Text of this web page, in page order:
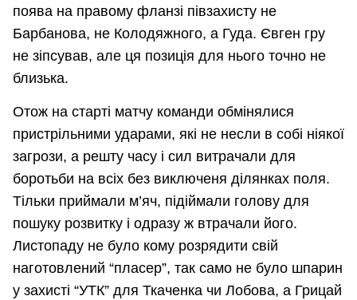
поява на правому фланзі півзахисту не
Барбанова, не Колодяжного, а Гуда. Євген гру
не зіпсував, але ця позиція для нього точно не
близька.
Отож на старті матчу команди обмінялися
пристрільними ударами, які не несли в собі ніякої
загрози, а решту часу і сил витрачали для
боротьби на всіх без виключеня ділянках поля.
Тільки приймали м’яч, підіймали голову для
пошуку розвитку і одразу ж втрачали його.
Листопаду не було кому розрядити свій
наготовлений “пласер”, так само не було шпарин
у захисті “УТК” для Ткаченка чи Лобова, а Грицай